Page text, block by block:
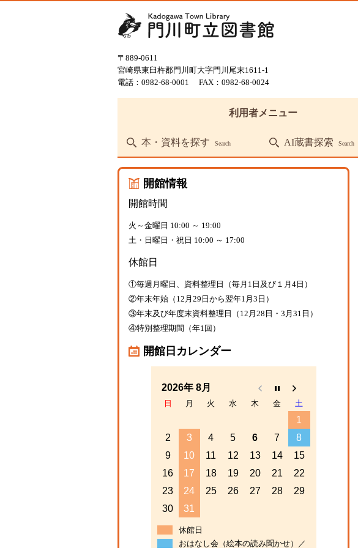
〒889-0611
宮崎県東臼杵郡門川町大字門川尾末1611-1
電話：0982-68-0001
FAX：0982-68-0024
利用者メニュー
本・資料を探す Search AI蔵書探索 Search
開館情報
開館時間
火～金曜日 10:00 ～ 19:00
土・日曜日・祝日 10:00 ～ 17:00
休館日
①毎週月曜日、資料整理日（毎月1日及び１月4日）
②年末年始（12月29日から翌年1月3日）
③年末及び年度末資料整理日（12月28日・3月31日）
④特別整理期間（年1回）
開館日カレンダー
2026年 8月
日 月 火 水 木 金 土
1
2
3 4 5 6 7
8
9
10 11 12 13 14
15
16
17 18 19 20 21
22
23
24 25 26 27 28
29
30
31
休館日
おはなし会（絵本の読み聞かせ）／